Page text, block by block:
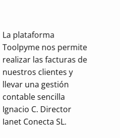
La plataforma
Toolpyme nos permite
realizar las facturas de
nuestros clientes y
llevar una gestión
contable sencilla
Ignacio C. Director
Ianet Conecta SL.